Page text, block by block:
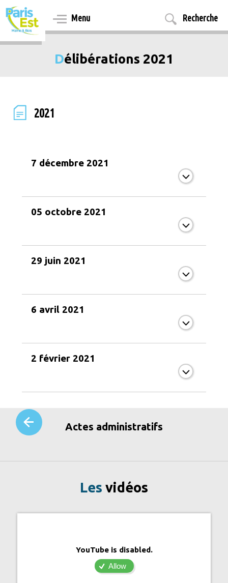
Aller
au
contenu
principal
Menu Recherche
Délibérations 2021
2021
7 décembre 2021
05 octobre 2021
29 juin 2021
6 avril 2021
2 février 2021
Actes administratifs
Les vidéos
YouTube is disabled.
Allow